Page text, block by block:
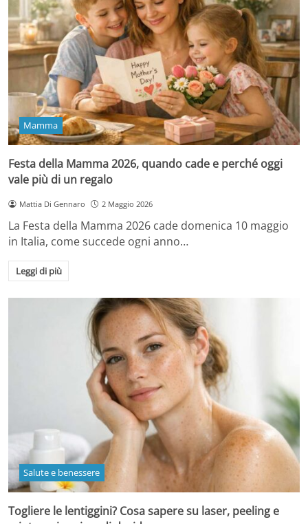
Mamma
Festa della Mamma 2026, quando cade e perché oggi
vale più di un regalo
Mattia Di Gennaro 2 Maggio 2026
La Festa della Mamma 2026 cade domenica 10 maggio
in Italia, come succede ogni anno…
Leggi di più
Salute e benessere
Togliere le lentiggini? Cosa sapere su laser, peeling e